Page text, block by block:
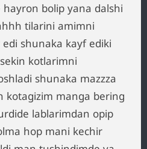
bolip yana dalshi
tilarini amimni
shunaka kayf ediki
kotlarimni
shunaka mazzza
kotagizim manga bering
lablarimdan opip
hop mani kechir